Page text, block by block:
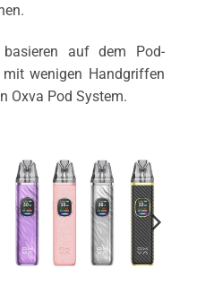
auf dem Pod-
wenigen Handgriffen
Oxva Pod System.